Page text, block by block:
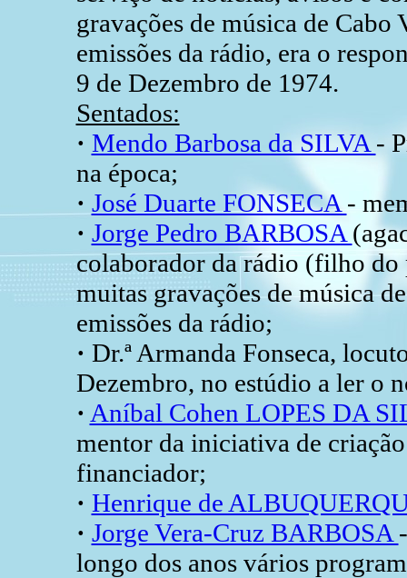
gravações de música de Cabo
emissões da rádio, era o
9 de Dezembro de 1974.
Sentados:
· Mendo Barbosa da SILVA -
na época;
· José Duarte FONSECA -
· Jorge Pedro BARBOSA
colaborador da rádio (filho do
muitas gravações de música
emissões da rádio;
· Dr.ª Armanda Fonseca,
Dezembro, no estúdio a ler o
· Aníbal Cohen LOPES DA
mentor da iniciativa de
financiador;
· Henrique de
· Jorge Vera-Cruz BARBOSA
longo dos anos vários